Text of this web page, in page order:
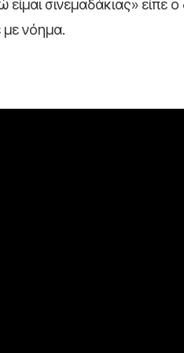
σινεμαδάκιας» είπε
με νόημα.